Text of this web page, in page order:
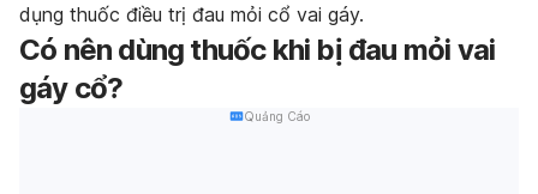
dụng thuốc điều trị đau mỏi cổ vai gáy.
Có nên dùng thuốc khi bị đau mỏi vai
gáy cổ?
Quảng Cáo